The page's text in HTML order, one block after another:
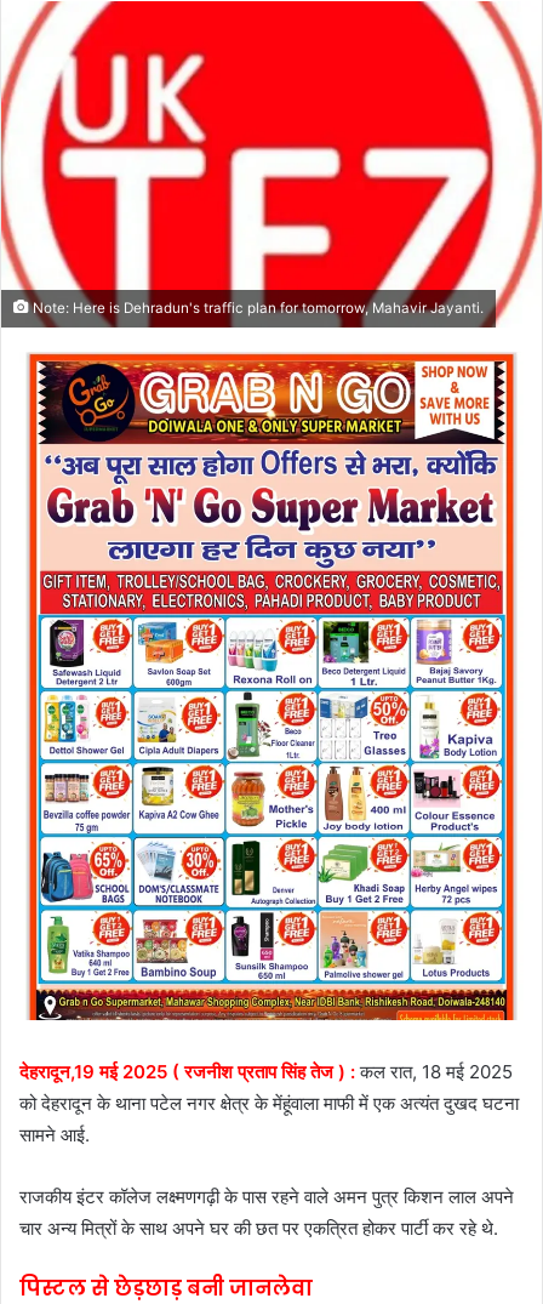
d
m
a
i
Note: Here is Dehradun's traffic plan for tomorrow, Mahavir Jayanti.
देहरादून,19 मई 2025 ( रजनीश प्रताप सिंह तेज ) :कल रात, 18 मई 2025
को देहरादून के थाना पटेल नगर क्षेत्र के मेंहूंवाला माफी में एक अत्यंत दुखद घटना
सामने आई.
राजकीय इंटर कॉलेज लक्ष्मणगढ़ी के पास रहने वाले अमन पुत्र किशन लाल अपने
चार अन्य मित्रों के साथ अपने घर की छत पर एकत्रित होकर पार्टी कर रहे थे.
पिस्टल से छेड़छाड़ बनी जानलेवा